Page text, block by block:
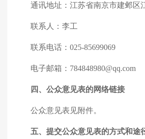
通讯地址：江苏省南京市建邺区
联系人：李工
联系电话： 025-85699069
电子邮箱： 784848980@qq.com
四、公众意见表的网络链接
公众意见表见附件。
五、提交公众意见表的方式和途